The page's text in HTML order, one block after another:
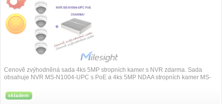
Cenově zvýhodněná sada 4ks 5MP stropních kamer s NVR zdarma. Sada
obsahuje NVR MS-N1004-UPC s PoE a 4ks 5MP NDAA stropních kamer MS-
skladem